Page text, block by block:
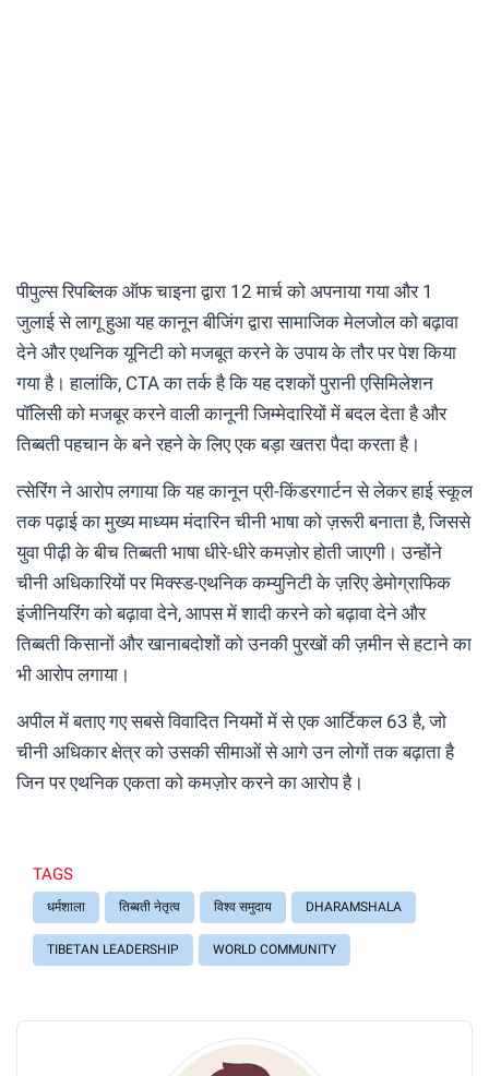
पीपुल्स रिपब्लिक ऑफ चाइना द्वारा 12 मार्च को अपनाया गया और 1
जुलाई से लागू हुआ यह कानून बीजिंग द्वारा सामाजिक मेलजोल को बढ़ावा
देने और एथनिक यूनिटी को मजबूत करने के उपाय के तौर पर पेश किया
गया है। हालांकि, CTA का तर्क है कि यह दशकों पुरानी एसिमिलेशन
पॉलिसी को मजबूर करने वाली कानूनी जिम्मेदारियों में बदल देता है और
तिब्बती पहचान के बने रहने के लिए एक बड़ा खतरा पैदा करता है।
त्सेरिंग ने आरोप लगाया कि यह कानून प्री-किंडरगार्टन से लेकर हाई स्कूल
तक पढ़ाई का मुख्य माध्यम मंदारिन चीनी भाषा को ज़रूरी बनाता है, जिससे
युवा पीढ़ी के बीच तिब्बती भाषा धीरे-धीरे कमज़ोर होती जाएगी। उन्होंने
चीनी अधिकारियों पर मिक्स्ड-एथनिक कम्युनिटी के ज़रिए डेमोग्राफिक
इंजीनियरिंग को बढ़ावा देने, आपस में शादी करने को बढ़ावा देने और
तिब्बती किसानों और खानाबदोशों को उनकी पुरखों की ज़मीन से हटाने का
भी आरोप लगाया।
अपील में बताए गए सबसे विवादित नियमों में से एक आर्टिकल 63 है, जो
चीनी अधिकार क्षेत्र को उसकी सीमाओं से आगे उन लोगों तक बढ़ाता है
जिन पर एथनिक एकता को कमज़ोर करने का आरोप है।
TAGS
धर्मशाला तिब्बती नेतृत्व विश्व समुदाय DHARAMSHALA
TIBETAN LEADERSHIP WORLD COMMUNITY